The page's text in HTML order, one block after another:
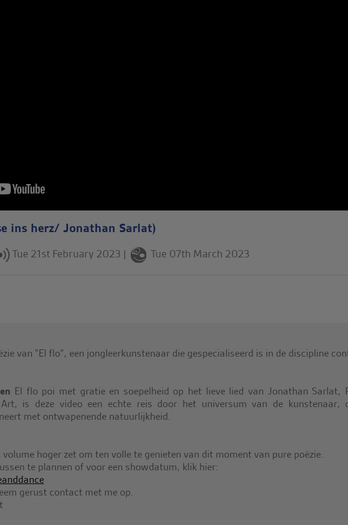
ins herz/ Jonathan Sarlat)
Tue 21st February 2023 | Tue 07th March 2023
van "El flo", een jongleerkunstenaar die gespecialiseerd is in de discipline
en El flo poi met gratie en soepelheid op het lieve lied van Jonathan Sarlat,
is deze video een echte reis door het universum van de kunstenaar,
met ontwapenende natuurlijkheid.
hoger zet om ten volle te genieten van dit moment van pure poëzie.
te plannen of voor een showdatum, klik hier:
gerust contact met me op.